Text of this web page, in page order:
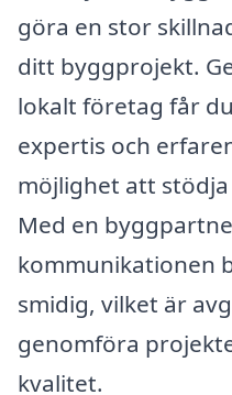
göra en stor
ditt byggprojekt.
lokalt företag får
expertis och
möjlighet att
Med en
kommunikationen
smidig, vilket är
genomföra
kvalitet.